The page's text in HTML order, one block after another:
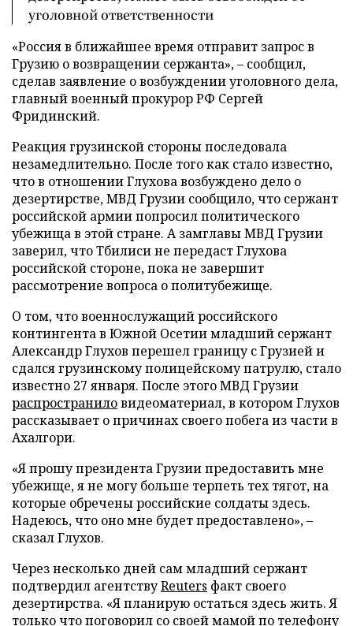
уголовной ответственности
«Россия в ближайшее время отправит запрос в
Грузию о возвращении сержанта», – сообщил,
сделав заявление о возбуждении уголовного дела,
главный военный прокурор РФ Сергей
Фридинский.
Реакция грузинской стороны последовала
незамедлительно. После того как стало известно,
что в отношении Глухова возбуждено дело о
дезертирстве, МВД Грузии сообщило, что сержант
российской армии попросил политического
убежища в этой стране. А замглавы МВД Грузии
заверил, что Тбилиси не передаст Глухова
российской стороне, пока не завершит
рассмотрение вопроса о политубежище.
О том, что военнослужащий российского
контингента в Южной Осетии младший сержант
Александр Глухов перешел границу с Грузией и
сдался грузинскому полицейскому патрулю, стало
известно 27 января. После этого МВД Грузии
распространиловидеоматериал, в котором Глухов
рассказывает о причинах своего побега из части в
Ахалгори.
«Я прошу президента Грузии предоставить мне
убежище, я не могу больше терпеть тех тягот, на
которые обречены российские солдаты здесь.
Надеюсь, что оно мне будет предоставлено», –
сказал Глухов.
Через несколько дней сам младший сержант
подтвердил агентствуReuters факт своего
дезертирства. «Я планирую остаться здесь жить. Я
только что поговорил со своей мамой по телефону